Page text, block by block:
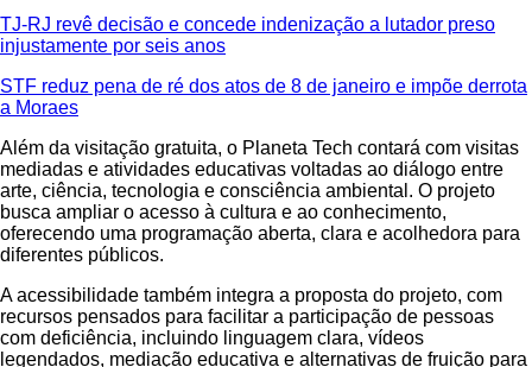
TJ-RJ revê decisão e concede indenização a lutador preso
injustamente por seis anos
STF reduz pena de ré dos atos de 8 de janeiro e impõe derrota
a Moraes
Além da visitação gratuita, o Planeta Tech contará com visitas
mediadas e atividades educativas voltadas ao diálogo entre
arte, ciência, tecnologia e consciência ambiental. O projeto
busca ampliar o acesso à cultura e ao conhecimento,
oferecendo uma programação aberta, clara e acolhedora para
diferentes públicos.
A acessibilidade também integra a proposta do projeto, com
recursos pensados para facilitar a participação de pessoas
com deficiência, incluindo linguagem clara, vídeos
legendados, mediação educativa e alternativas de fruição para